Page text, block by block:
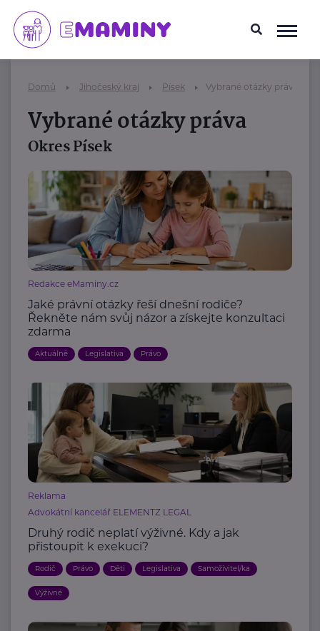
Domů Jihočeský kraj Písek Vybrané otázky práva
Vybrané otázky práva
Okres Písek
Redakce eMaminy.cz
Jaké právní otázky řeší dnešní rodiče?
Řekněte nám svůj názor a získejte konzultaci
zdarma
Aktuálně Legislativa Právo
Reklama
Advokátní kancelář ELEMENTZ LEGAL
Druhý rodič neplatí výživné. Kdy a jak
přistoupit k exekuci?
Rodič Právo Děti Legislativa Samoživitel/ka
Výživné